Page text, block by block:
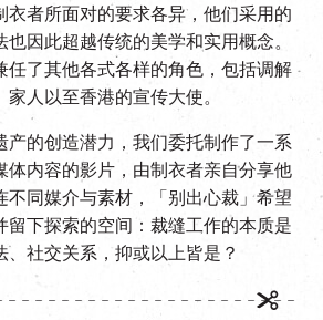
衣者所面对的要求各异，他们采用的
因此超越传统的美学和实用概念。
任了其他各式各样的角色，包括调解
人以至香港的宣传大使。
产的创造潜力，我们委托制作了一系
体内容的影片，由制衣者亲自分享他
不同媒介与素材，「别出心裁」希望
留下探索的空间：裁缝工作的本质是
社交关系，抑或以上皆是？